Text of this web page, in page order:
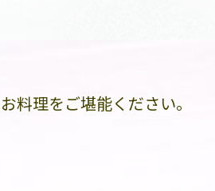
お料理をご堪能ください。